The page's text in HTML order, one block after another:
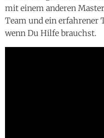
mit einem anderen
Team und ein erfahrener
wenn Du Hilfe brauchst.